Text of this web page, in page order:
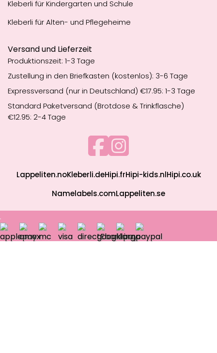
Kleberli für Kindergarten und Schule
Kleberli für Alten- und Pflegeheime
Versand und Lieferzeit
Produktionszeit: 1-3 Tage
Zustellung in den Briefkasten (kostenlos): 3-6 Tage
Expressversand (nur in Deutschland) €17.95: 1-3 Tage
Standard Paketversand (Brotdose & Trinkflasche)
€12.95: 2-4 Tage
Lappeliten.noKleberli.deHipi.frHipi-kids.nlHipi.co.uk
Namelabels.comLappeliten.se